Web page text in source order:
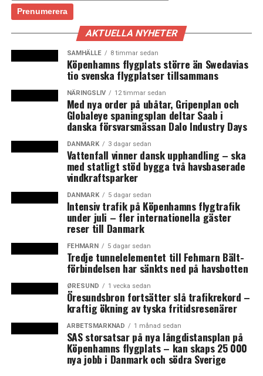
Slut på flaskhalsen: dubbelspår genom Varberg invigt
AKTUELLA NYHETER
SAMHÄLLE 8 timmar sedan
Köpenhamns flygplats större än Swedavias
tio svenska flygplatser tillsammans
NÄRINGSLIV 12 timmar sedan
Med nya order på ubåtar, Gripenplan och
Globaleye spaningsplan deltar Saab i
danska försvarsmässan Dalo Industry Days
DANMARK 3 dagar sedan
Vattenfall vinner dansk upphandling – ska
med statligt stöd bygga två havsbaserade
vindkraftsparker
DANMARK 5 dagar sedan
Intensiv trafik på Köpenhamns flygtrafik
under juli – fler internationella gäster
reser till Danmark
FEHMARN 5 dagar sedan
Tredje tunnelelementet till Fehmarn Bält-
förbindelsen har sänkts ned på havsbotten
ØRESUND 1 vecka sedan
Öresundsbron fortsätter slå trafikrekord –
kraftig ökning av tyska fritidsresenärer
ARBETSMARKNAD 1 månad sedan
SAS storsatsar på nya långdistansplan på
Köpenhamns flygplats – kan skaps 25 000
nya jobb i Danmark och södra Sverige